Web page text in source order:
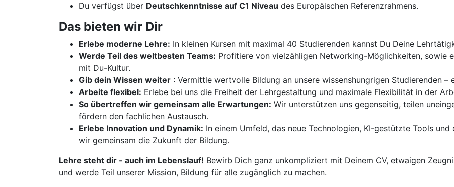
Du verfügst über Deutschkenntnisse auf C1 Niveau des Europäischen Referenzrahmens.
Das bieten wir Dir
Erlebe moderne Lehre: In kleinen Kursen mit maximal 40 Studierenden kannst Du Deine
Werde Teil des weltbesten Teams: Profitiere von vielzähligen Networking-Möglichkeiten, sowie
mit Du-Kultur.
Gib dein Wissen weiter : Vermittle wertvolle Bildung an unsere wissenshungrigen Studierenden –
Arbeite flexibel: Erlebe bei uns die Freiheit der Lehrgestaltung und maximale Flexibilität in der
So übertreffen wir gemeinsam alle Erwartungen: Wir unterstützen uns gegenseitig, teilen
fördern den fachlichen Austausch.
Erlebe Innovation und Dynamik: In einem Umfeld, das neue Technologien, KI-gestützte Tools
wir gemeinsam die Zukunft der Bildung.
Lehre steht dir - auch im Lebenslauf! Bewirb Dich ganz unkompliziert mit Deinem CV, etwaigen
und werde Teil unserer Mission, Bildung für alle zugänglich zu machen.